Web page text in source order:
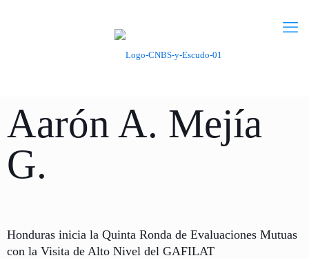
Aarón A. Mejía
G.
Honduras inicia la Quinta Ronda de Evaluaciones Mutuas
con la Visita de Alto Nivel del GAFILAT